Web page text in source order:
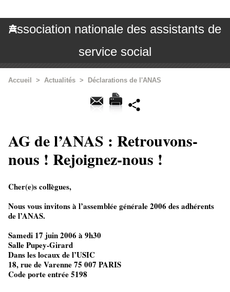
Association nationale des assistants de
service social
Accueil > Actualités > Déclarations de l'ANAS
AG de l’ANAS : Retrouvons-
nous ! Rejoignez-nous !
Cher(e)s collègues,
Nous vous invitons à l’assemblée générale 2006 des adhérents
de l’ANAS.
Samedi 17 juin 2006 à 9h30
Salle Pupey-Girard
Dans les locaux de l’USIC
18, rue de Varenne 75 007 PARIS
Code porte entrée 5198